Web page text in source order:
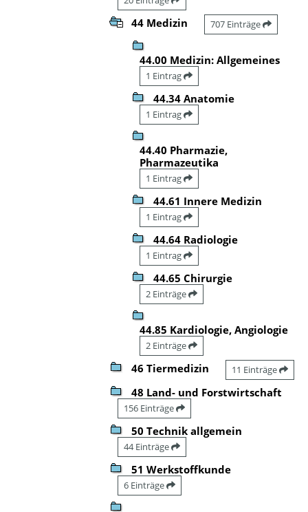
44 Medizin 707 Einträge
44.00 Medizin: Allgemeines
1 Eintrag
44.34 Anatomie
1 Eintrag
44.40 Pharmazie,
Pharmazeutika
1 Eintrag
44.61 Innere Medizin
1 Eintrag
44.64 Radiologie
1 Eintrag
44.65 Chirurgie
2 Einträge
44.85 Kardiologie, Angiologie
2 Einträge
46 Tiermedizin 11 Einträge
48 Land- und Forstwirtschaft
156 Einträge
50 Technik allgemein
44 Einträge
51 Werkstoffkunde
6 Einträge